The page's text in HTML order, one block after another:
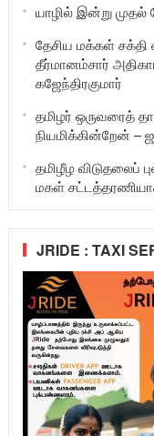
யாழில் இன்று முதல்
தேசிய மக்கள்
தீர்மானம்சார்
கஜேந்திரகுமார்
தமிழர் ஒருவரைத்
நியமிக்கின்றேன் –
தமிழீழ விடுதலைப்
மகள்
JRIDE : TAXI